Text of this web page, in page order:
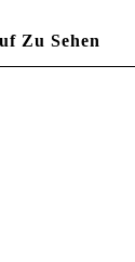
Zu Sehen